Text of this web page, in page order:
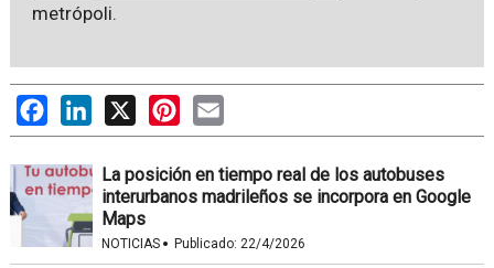
metrópoli.
FacebookLinkedIn
X PinterestEmail
La posición en tiempo real de los autobuses
interurbanos madrileños se incorpora en Google
Maps
NOTICIAS · Publicado: 22/4/2026